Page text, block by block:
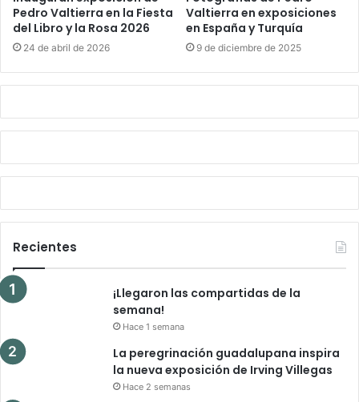
Pedro Valtierra en la Fiesta
del Libro y la Rosa 2026
24 de abril de 2026
Valtierra en exposiciones
en España y Turquía
9 de diciembre de 2025
Recientes
¡Llegaron las compartidas de la
semana!
Hace 1 semana
La peregrinación guadalupana inspira
la nueva exposición de Irving Villegas
Hace 2 semanas